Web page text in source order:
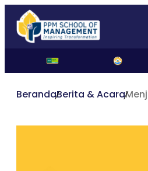
BerandaBerita & Acara